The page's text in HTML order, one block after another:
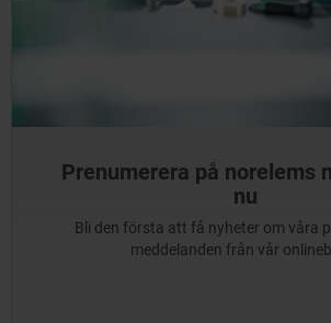
Prenumerera på norelems
nu
Bli den första att få nyheter om våra
meddelanden från vår